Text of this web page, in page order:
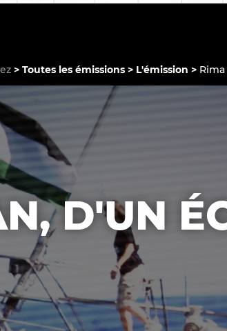
médiateur
Toutes les émissions L'émission
D'UN